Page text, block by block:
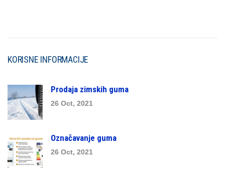
KORISNE INFORMACIJE
Prodaja zimskih guma
26 Oct, 2021
Označavanje guma
26 Oct, 2021